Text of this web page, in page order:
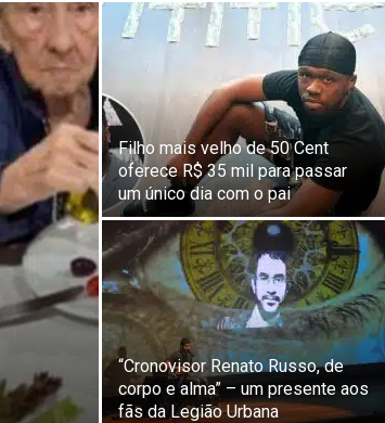
Filho mais velho de 50 Cent
oferece R$ 35 mil para passar
um único dia com o pai
“Cronovisor Renato Russo, de
corpo e alma” – um presente aos
fãs da Legião Urbana